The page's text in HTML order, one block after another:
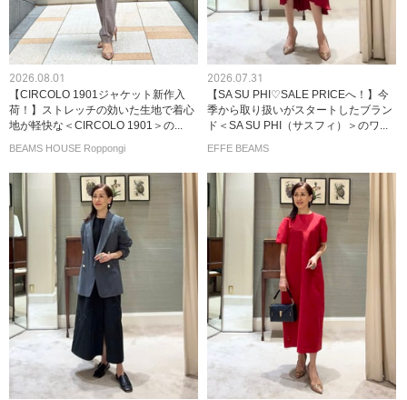
2026.08.01
【CIRCOLO 1901ジャケット新作入
荷！】ストレッチの効いた生地で着心
地が軽快な＜CIRCOLO 1901＞の...
BEAMS HOUSE Roppongi
2026.07.31
【SA SU PHI♡SALE PRICEへ！】今
季から取り扱いがスタートしたブラン
ド＜SA SU PHI（サスフィ）＞のワ...
EFFE BEAMS